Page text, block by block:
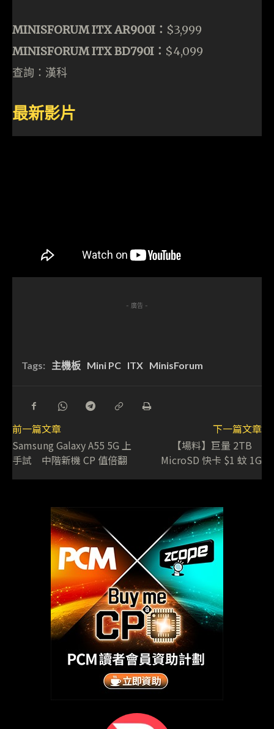
MINISFORUM ITX AR900I： $3,999
MINISFORUM ITX BD790I： $4,099
查詢：漢科
最新影片
- 廣告 -
Tags: 主機板 Mini PC ITX MinisForum
前一篇文章
Samsung Galaxy A55 5G 上
手試 中階新機 CP 值倍翻
下一篇文章
【場料】巨量 2TB
MicroSD 快卡 $1 蚊 1G